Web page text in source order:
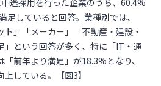
途採用を行った企業のうち、60.4%
足していると回答。業種別では、
ト」「メーカー」「不動産・建設・
」という回答が多く、特に「IT・通
前年より満足」が18.3%となり、
している。【図3】